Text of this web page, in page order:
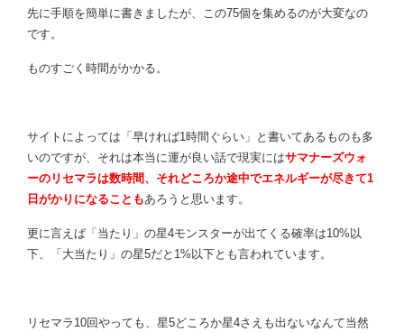
先に手順を簡単に書きましたが、この75個を集めるのが大変なの
です。
ものすごく時間がかかる。
サイトによっては「早ければ1時間ぐらい」と書いてあるものも多
いのですが、それは本当に運が良い話で現実にはサマナーズウォ
ーのリセマラは数時間、それどころか途中でエネルギーが尽きて1
日がかりになることもあろうと思います。
更に言えば「当たり」の星4モンスターが出てくる確率は10%以
下、「大当たり」の星5だと1%以下とも言われています。
リセマラ10回やっても、星5どころか星4さえも出ないなんて当然